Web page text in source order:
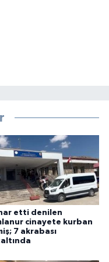
etti denilen
cinayete kurban
7 akrabası